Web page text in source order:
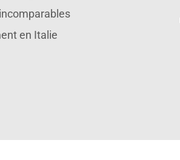
en Italie